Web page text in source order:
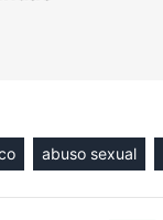
abuso sexual